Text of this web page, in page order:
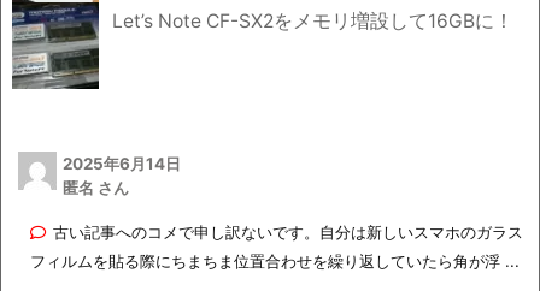
Let’s Note CF-SX2をメモリ増設して16GBに！
2025年6月14日
匿名 さん
古い記事へのコメで申し訳ないです。自分は新しいスマホのガラス
フィルムを貼る際にちまちま位置合わせを繰り返していたら角が浮 ...